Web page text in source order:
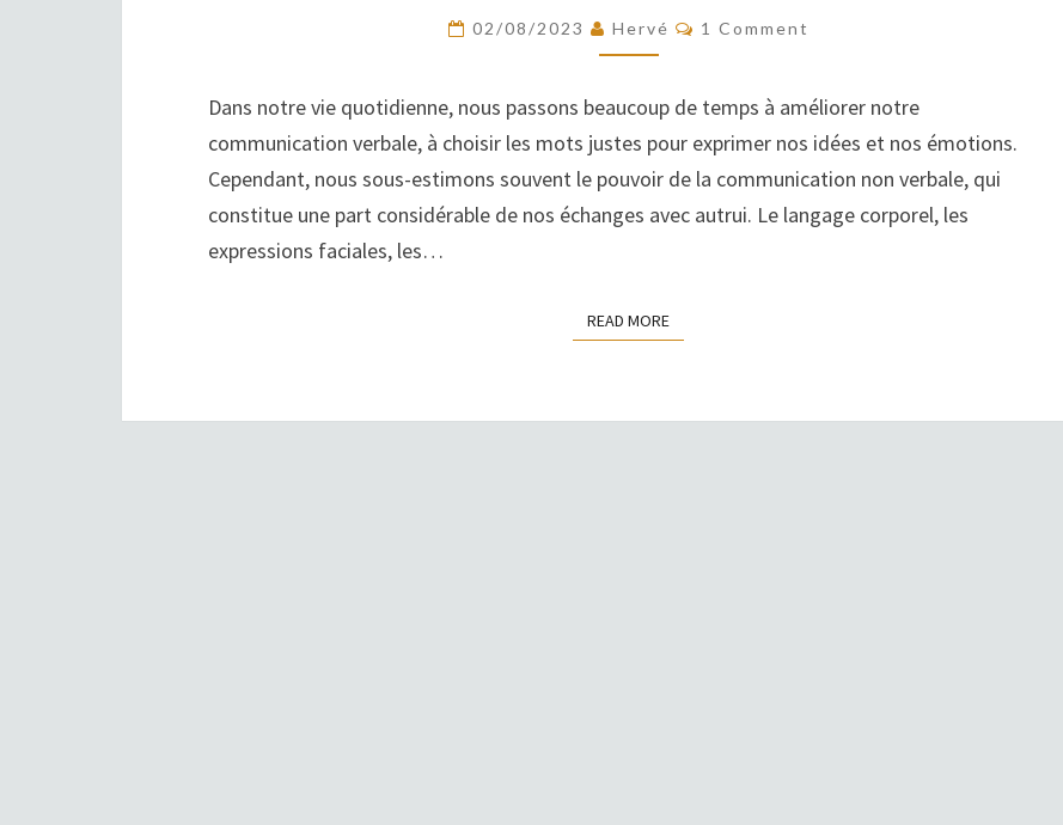
NON
VERBALE
02/08/2023 Hervé COMMENTS
1 Comment
Dans notre vie quotidienne, nous passons beaucoup de temps à améliorer notre
communication verbale, à choisir les mots justes pour exprimer nos idées et nos émotions.
Cependant, nous sous-estimons souvent le pouvoir de la communication non verbale, qui
constitue une part considérable de nos échanges avec autrui. Le langage corporel, les
expressions faciales, les…
READ MOREREAD MORE